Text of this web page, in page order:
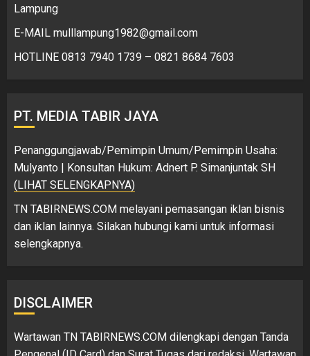
Lampung
E-MAIL mulllampung1982@gmail.com
HOTLINE 0813 7940 1739 – 0821 8684 7603
PT. MEDIA TABIR JAYA
Penanggungjawab/Pemimpin Umum/Pemimpin Usaha:
Mulyanto | Konsultan Hukum: Adnert P. Simanjuntak SH
(LIHAT SELENGKAPNYA)
TN TABIRNEWS.COM melayani pemasangan iklan bisnis
dan iklan lainnya. Silakan hubungi kami untuk informasi
selengkapnya.
DISCLAIMER
Wartawan TN TABIRNEWS.COM dilengkapi dengan Tanda